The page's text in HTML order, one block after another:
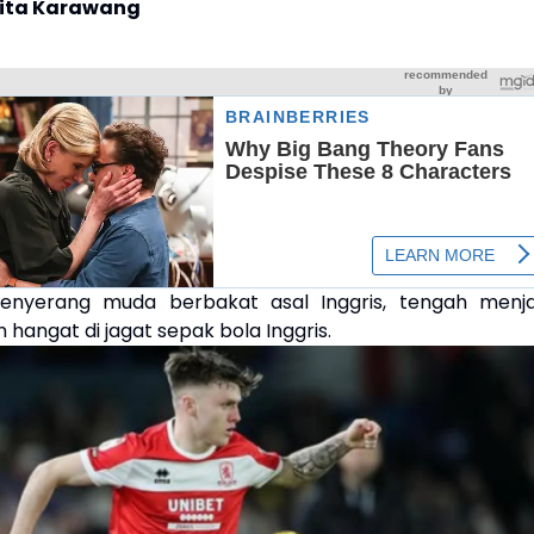
Karawang
muda berbakat asal Inggris, tengah
hangat di jagat sepak bola Inggris.